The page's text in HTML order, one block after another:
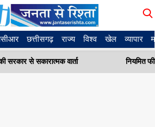
छत्तीसगढ़ राज्य विश्व खेल व्यापार
वार्ता नियमित फील्ड निरीक्षण